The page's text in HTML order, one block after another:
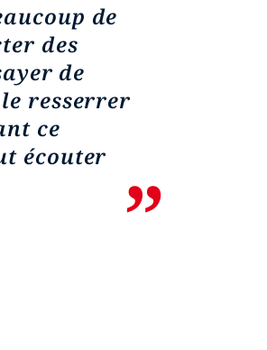
de
des
de
resserrer
ce
écouter